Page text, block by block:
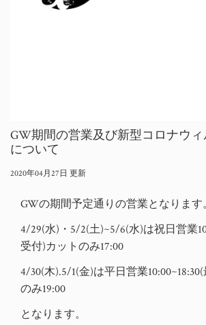
GW期間の営業及び新型コロナウ
について
2020年04月27日 更新
GWの期間予定通りの営業となります。
4/29(水)・5/2(土)~5/6(水)は祝日営業
受付)カットのみ17:00
4/30(木).5/1(金)は平日営業
のみ19:00
となります。